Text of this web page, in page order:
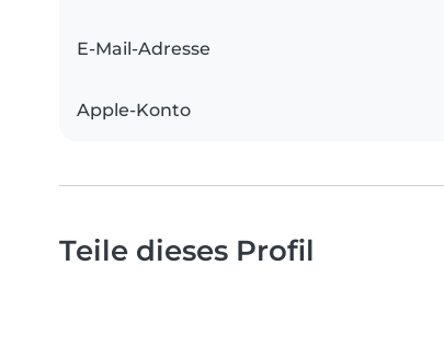
E-Mail-Adresse
Apple-Konto
Teile dieses Profil